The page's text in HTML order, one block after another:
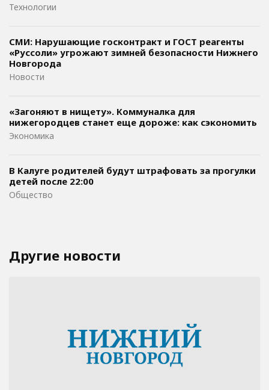
Технологии
СМИ: Нарушающие госконтракт и ГОСТ реагенты
«Руссоли» угрожают зимней безопасности Нижнего
Новгорода
Новости
«Загоняют в нищету». Коммуналка для
нижегородцев станет еще дороже: как сэкономить
Экономика
В Калуге родителей будут штрафовать за прогулки
детей после 22:00
Общество
Другие новости